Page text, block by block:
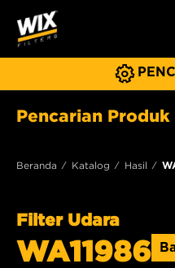
Pencarian Produk
Beranda Katalog Hasil
Filter Udara
WA11986